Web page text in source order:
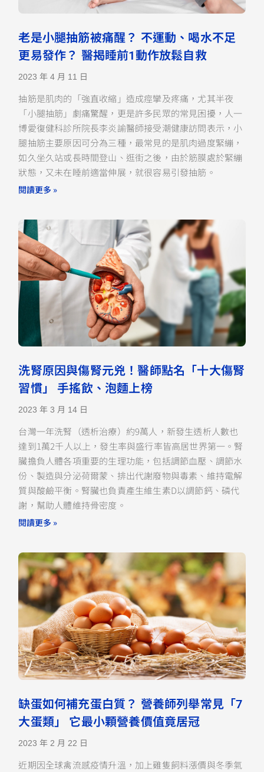
老是小腿抽筋被痛醒？ 不運動、喝水不足
更易發作？ 醫揭睡前1動作放鬆自救
2023 年 4 月 11 日
抽筋是肌肉的「強直收縮」造成痙攣及疼痛，尤其半夜
「小腿抽筋」劇痛驚醒，更是許多民眾的常見困擾，人一
博愛復健科診所院長李炎諭醫師接受潮健康訪問表示，小
腿抽筋主要原因可分為三種，最常見的是肌肉過度緊繃，
如久坐久站或長時間登山、逛街之後，由於筋膜處於緊繃
狀態，又未在睡前適當伸展，就很容易引發抽筋。
閱讀更多 »
洗腎原因與傷腎元兇！醫師點名「十大傷腎
習慣」 手搖飲、泡麵上榜
2023 年 3 月 14 日
台灣一年洗腎（透析治療）約9萬人，新發生透析人數也
達到1萬2千人以上，發生率與盛行率皆高居世界第一。腎
臟擔負人體各項重要的生理功能，包括調節血壓、調節水
份、製造與分泌荷爾蒙、排出代謝廢物與毒素、維持電解
質與酸鹼平衡。腎臟也負責產生維生素D以調節鈣、磷代
謝，幫助人體維持骨密度。
閱讀更多 »
缺蛋如何補充蛋白質？ 營養師列舉常見「7
大蛋類」 它最小顆營養價值竟居冠
2023 年 2 月 22 日
近期因全球禽流感疫情升溫，加上雞隻飼料漲價與冬季氣